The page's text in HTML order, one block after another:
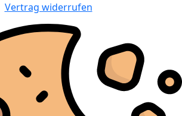
Vertrag widerrufen